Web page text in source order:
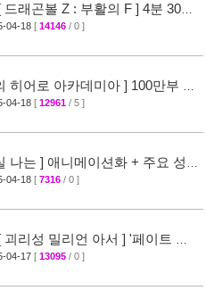
드래곤볼 Z : 부활의 F ] 4분 30초
개
[38]
04-18 [ 14146 / 0 ]
히어로 아카데미아 ] 100만부 돌
지 오픈 [44]
04-18 [ 12961 / 5 ]
나는 ] 애니메이션화 + 주요 성우
[32]
04-18 [ 7316 / 0 ]
괴리성 밀리언 아서 ] '페이트 스
휴 이벤트 정보
04-17 [ 13095 / 0 ]